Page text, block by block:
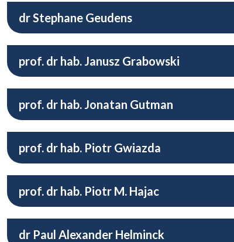
dr Stephane Geudens
prof. dr hab. Janusz Grabowski
prof. dr hab. Jonatan Gutman
prof. dr hab. Piotr Gwiazda
prof. dr hab. Piotr M. Hajac
dr Paul Alexander Helminck